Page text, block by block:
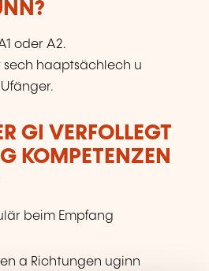
oder A2.
sech haaptsächlech u
GI VERFOLLEGT
KOMPETENZEN
beim Empfang
a Richtungen uginn